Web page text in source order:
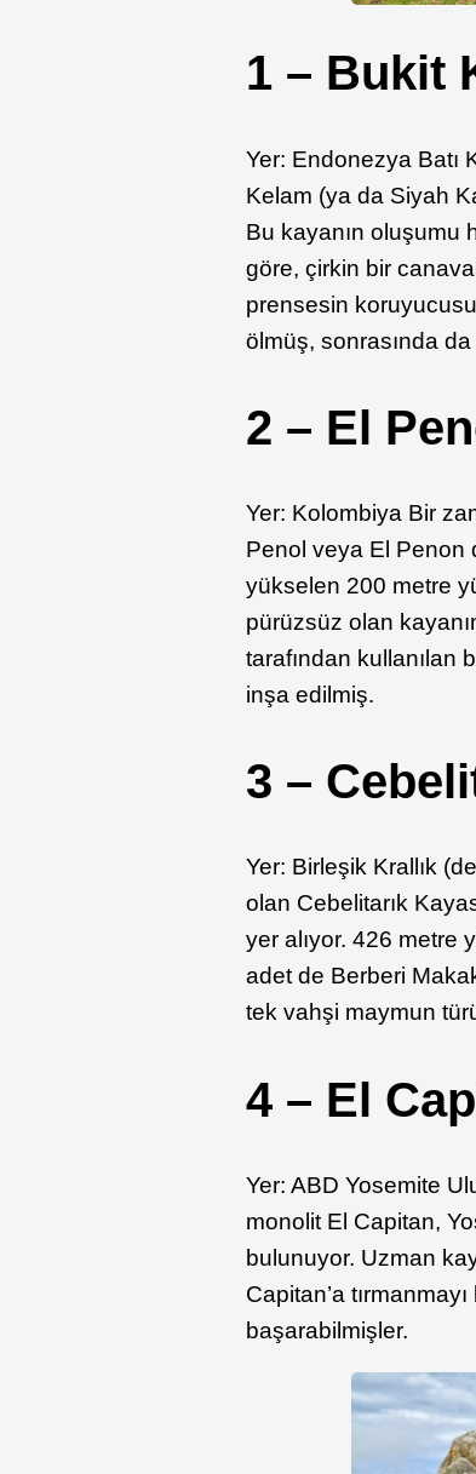
1 – Bukit
Yer: Endonezya Batı
Kelam (ya da Siyah
Bu kayanın oluşumu
göre, çirkin bir
prensesin
ölmüş, sonrasında
2 – El
Yer: Kolombiya Bir
Penol veya El Penon
yükselen 200 metre
pürüzsüz olan
tarafından
inşa edilmiş.
3 –
Yer: Birleşik Krallık
olan Cebelitarık
yer alıyor. 426 metre
adet de Berberi
tek vahşi maymun
4 – El
Yer: ABD Yosemite
monolit El Capitan,
bulunuyor. Uzman
Capitan’a
başarabilmişler.